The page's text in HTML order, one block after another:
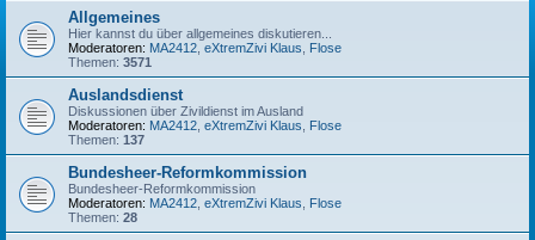
Allgemeines
Hier kannst du über allgemeines diskutieren...
Moderatoren: MA2412 eXtremZivi Klaus
Flose
Themen: 3571
Auslandsdienst
Diskussionen über Zivildienst im Ausland
Moderatoren: MA2412 eXtremZivi Klaus
Flose
Themen: 137
Bundesheer-Reformkommission
Bundesheer-Reformkommission
Moderatoren: MA2412 eXtremZivi Klaus
Flose
Themen: 28